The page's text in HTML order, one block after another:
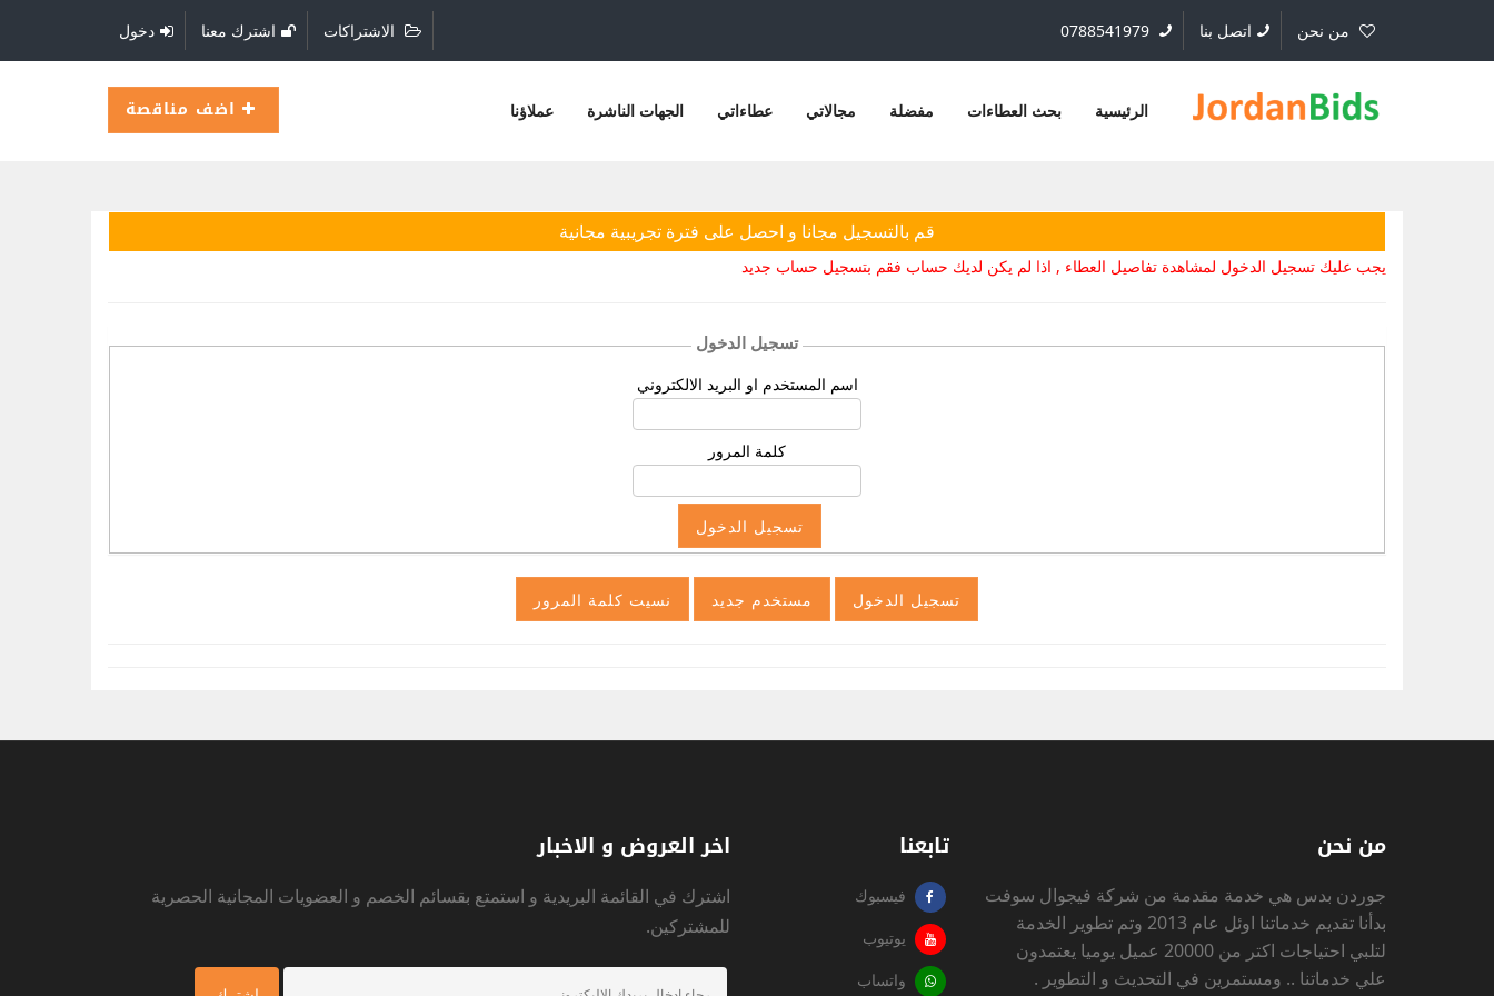
من نحن اتصل بنا الاشتراكات اشترك معنا دخول
الرئيسية بحث العطاءات مفضلة مجالاتي عطاءاتي الجهات الناشرة عملاؤنا اضف مناقصة
قم بالتسجيل مجانا و احصل على فترة تجريبية مجانية
يجب عليك تسجيل الدخول لمشاهدة تفاصيل العطاء , اذا لم يكن لديك حساب فقم بتسجيل حساب جديد
تسجيل الدخول
اسم المستخدم او البريد الالكتروني
كلمة المرور
من نحن
جوردن بدس هي خدمة مقدمة من شركة فيجوال سوفت
بدأنا تقديم خدماتنا اوئل عام 2013 وتم تطوير الخدمة
لتلبي احتياجات اكتر من 20000 عميل يوميا يعتمدون
علي خدماتنا .. ومستمرين في التحديث و التطوير .
تابعنا
فيسبوك
يوتيوب
واتساب
اخر العروض و الاخبار
اشترك في القائمة البريدية و استمتع بقسائم الخصم و العضويات المجانية الحصرية
للمشتركين.